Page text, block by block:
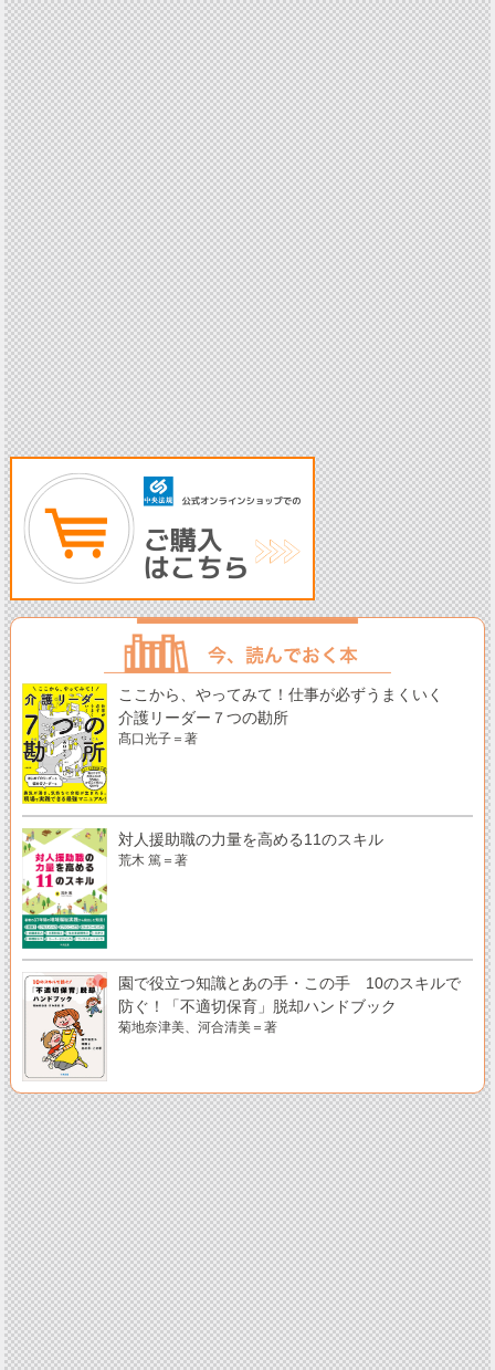
ここから、やってみて！仕事が必ずうまくいく
介護リーダー７つの勘所
髙口光子＝著
対人援助職の力量を高める11のスキル
荒木 篤＝著
園で役立つ知識とあの手・この手 10のスキルで
防ぐ！「不適切保育」脱却ハンドブック
菊地奈津美、河合清美＝著